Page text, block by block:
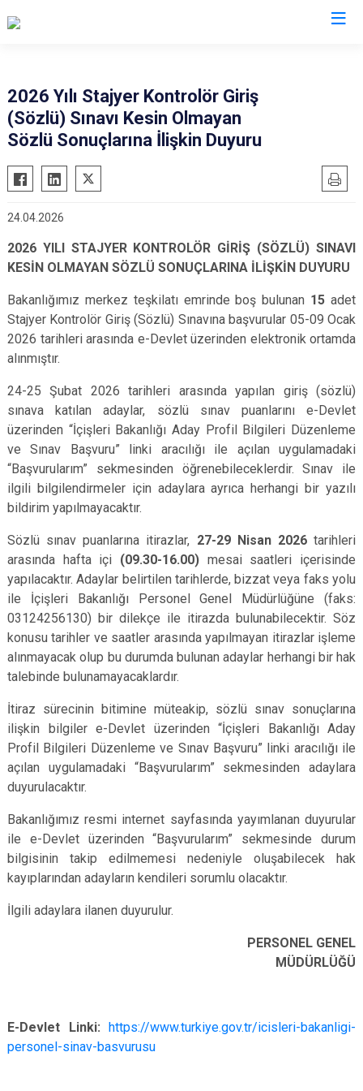
2026 Yılı Stajyer Kontrolör Giriş
(Sözlü) Sınavı Kesin Olmayan
Sözlü Sonuçlarına İlişkin Duyuru
24.04.2026
2026 YILI STAJYER KONTROLÖR GİRİŞ (SÖZLÜ) SINAVI
KESİN OLMAYAN SÖZLÜ SONUÇLARINA İLİŞKİN DUYURU
Bakanlığımız merkez teşkilatı emrinde boş bulunan 15 adet
Stajyer Kontrolör Giriş (Sözlü) Sınavına başvurular 05-09 Ocak
2026 tarihleri arasında e-Devlet üzerinden elektronik ortamda
alınmıştır.
24-25 Şubat 2026 tarihleri arasında yapılan giriş (sözlü)
sınava katılan adaylar, sözlü sınav puanlarını e-Devlet
üzerinden “İçişleri Bakanlığı Aday Profil Bilgileri Düzenleme
ve Sınav Başvuru” linki aracılığı ile açılan uygulamadaki
“Başvurularım” sekmesinden öğrenebileceklerdir. Sınav ile
ilgili bilgilendirmeler için adaylara ayrıca herhangi bir yazılı
bildirim yapılmayacaktır.
Sözlü sınav puanlarına itirazlar, 27-29 Nisan 2026tarihleri
arasında hafta içi (09.30-16.00) mesai saatleri içerisinde
yapılacaktır. Adaylar belirtilen tarihlerde, bizzat veya faks yolu
ile İçişleri Bakanlığı Personel Genel Müdürlüğüne (faks:
03124256130) bir dilekçe ile itirazda bulunabilecektir. Söz
konusu tarihler ve saatler arasında yapılmayan itirazlar işleme
alınmayacak olup bu durumda bulunan adaylar herhangi bir hak
talebinde bulunamayacaklardır.
İtiraz sürecinin bitimine müteakip, sözlü sınav sonuçlarına
ilişkin bilgiler e-Devlet üzerinden “İçişleri Bakanlığı Aday
Profil Bilgileri Düzenleme ve Sınav Başvuru” linki aracılığı ile
açılan uygulamadaki “Başvurularım” sekmesinden adaylara
duyurulacaktır.
Bakanlığımız resmi internet sayfasında yayımlanan duyurular
ile e-Devlet üzerinden “Başvurularım” sekmesinde durum
bilgisinin takip edilmemesi nedeniyle oluşabilecek hak
kayıplarından adayların kendileri sorumlu olacaktır.
İlgili adaylara ilanen duyurulur.
PERSONEL GENEL
MÜDÜRLÜĞÜ
E-Devlet Linki: https://www.turkiye.gov.tr/icisleri-bakanligi-
personel-sinav-basvurusu